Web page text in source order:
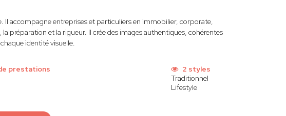
Il accompagne entreprises et particuliers en immobilier, corporate,
préparation et la rigueur. Il crée des images authentiques, cohérentes
identité visuelle.
prestations
2 styles
Traditionnel
Lifestyle